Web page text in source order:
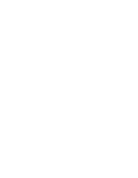
jele annak, hogy
annak, hogy